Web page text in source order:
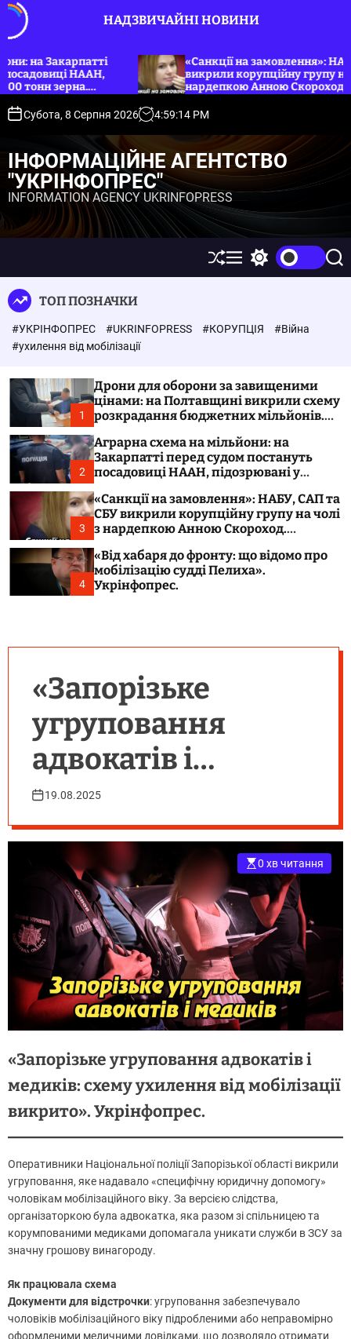
т
с
НАДЗВИЧАЙНІ НОВИНИ
«Санкції на замовлення»: НАБУ, САП та СБУ
викрили корупційну групу на чолі з
нардепкою Анною Скороход. Укрінфопрес.
Субота, 8 Серпня 2026 4:59:15 PM
ІНФОРМАЦІЙНЕ АГЕНТСТВО
"УКРІНФОПРЕС"
INFORMATION AGENCY UKRINFOPRESS
П
е
а
а
т
и
М
е е
и
к
о
л
ь
р
о
в
г
о
р
ж
и
П
о
ТОП ПОЗНАЧКИ
#УКРІНФОПРЕС #UKRINFOPRESS #КОРУПЦІЯ
#Війна
#ухилення від мобілізації
1
Дрони для оборони за завищеними
цінами: на Полтавщині викрили схему
розкрадання бюджетних мільйонів.
2
Аграрна схема на мільйони: на
Закарпатті перед судом постануть
посадовиці НААН, підозрювані у
3
«Санкції на замовлення»: НАБУ, САП та
СБУ викрили корупційну групу на чолі
з нардепкою Анною Скороход.
4
«Від хабаря до фронту: що відомо про
мобілізацію судді Пелиха».
Укрінфопрес.
«Запорізьке
угруповання
адвокатів і
медиків: схему
ухилення від
мобілізації
викрито».
Укрінфопрес.
19.08.2025
0 хв читання
«Запорізьке угруповання адвокатів і
медиків: схему ухилення від мобілізації
викрито». Укрінфопрес.
Оперативники Національної поліції Запорізької області викрили
угруповання, яке надавало «специфічну юридичну допомогу»
чоловікам мобілізаційного віку. За версією слідства,
організаторкою була адвокатка, яка разом зі спільницею та
корумпованими медиками допомагала уникати служби в ЗСУ за
значну грошову винагороду.
Як працювала схема
Документи для відстрочки: угруповання забезпечувало
чоловіків мобілізаційного віку підробленими або неправомірно
оформленими медичними довідками, що дозволяло отримати